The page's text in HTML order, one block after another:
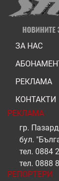
ЗА НАС
РЕКЛАМА
КОНТАКТИ
РЕКЛАМА
гр.
бул.
тел. 0884
тел. 0888
РЕПОРТЕРИ